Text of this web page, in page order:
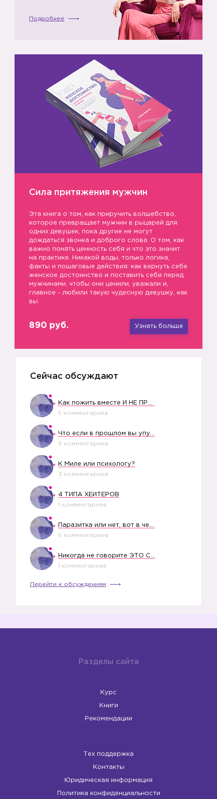
Подробнее
Сила притяжения мужчин
Эта книга о том, как приручить волшебство,
которое превращает мужчин в рыцарей для
одних девушек, пока другие не могут
дождаться звонка и доброго слова. О том, как
важно понять ценность себя и что это значит
на практике. Никакой воды, только логика,
факты и пошаговые действия: как вернуть себе
женское достоинство и поставить себя перед
мужчинами, чтобы они ценили, уважали и,
главное - любили такую чудесную девушку, как
вы.
890 руб. Узнать больше
Сейчас обсуждают
5 комментариев
6 комментариев
К Миле или психологу?
3 комментариев
4 ТИПА ХЕЙТЕРОВ
1 комментариев
6 комментариев
1 комментариев
Перейти к обсуждениям
Разделы сайта
Курс
Книги
Рекомендации
Тех поддержка
Контакты
Юридическая информация
Политика конфиденциальности